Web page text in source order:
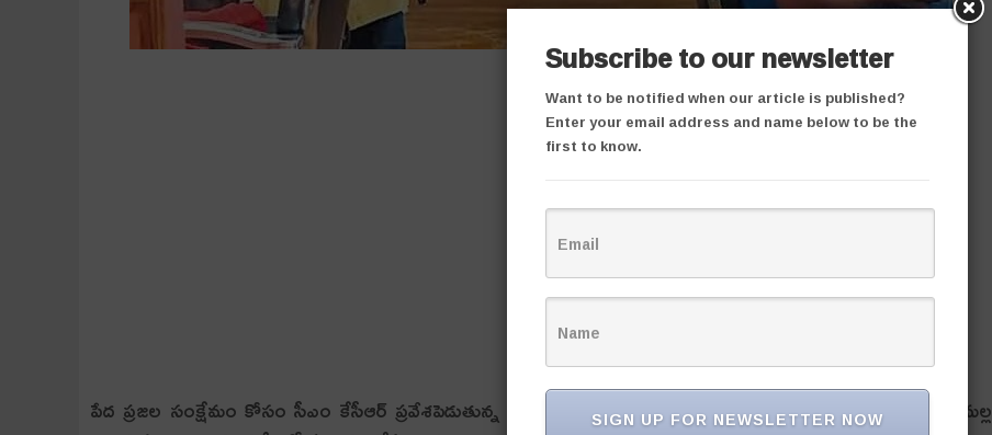
పేద ప్రజల సంక్షేమం కోసం సీఎం కేసీఆర్‌ ప్రవేశపెడుతున్న పథకా లను నాయీబ్రాహ్మణ సేవా సంఘం రాష్ట్ర అధ్యక్షుడు రాచమల్ల
Subscribe to our newsletter
Want to be notified when our article is published?
Enter your email address and name below to be the
first to know.
SIGN UP FOR NEWSLETTER NOW